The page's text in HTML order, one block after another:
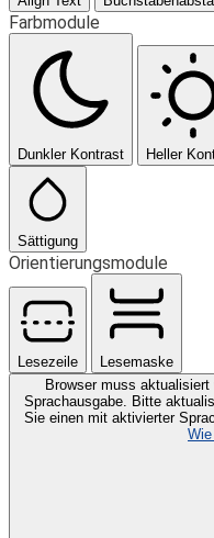
Farbmodule
Dunkler Kontrast Heller
Sättigung
Orientierungsmodule
Lesezeile
Lesemaske
Browser muss aktualisiert
Sprachausgabe. Bitte
Sie einen mit aktivierter